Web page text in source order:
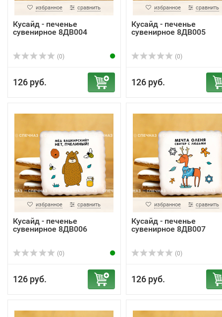
избранное сравнить
Кусайд - печенье
сувенирное 8ДВ004
(0)
126 руб.
избранное сравнить
Кусайд - печенье
сувенирное 8ДВ005
(0)
126 руб.
избранное сравнить
Кусайд - печенье
сувенирное 8ДВ006
(0)
126 руб.
избранное сравнить
Кусайд - печенье
сувенирное 8ДВ007
(0)
126 руб.